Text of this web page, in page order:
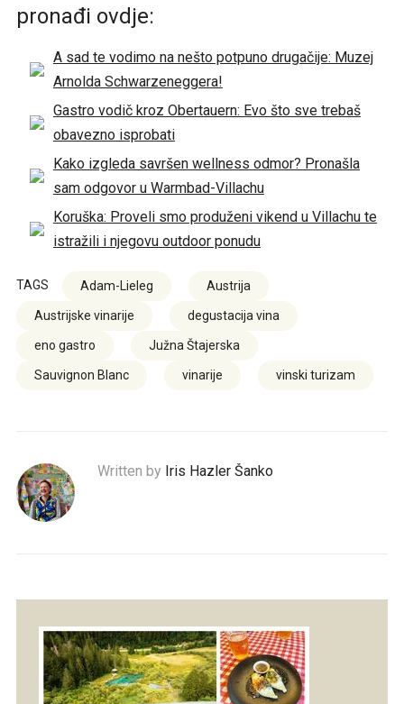
pronađi ovdje:
A sad te vodimo na nešto potpuno drugačije: Muzej
Arnolda Schwarzeneggera!
Gastro vodič kroz Obertauern: Evo što sve trebaš
obavezno isprobati
Kako izgleda savršen wellness odmor? Pronašla
sam odgovor u Warmbad-Villachu
Koruška: Proveli smo produženi vikend u Villachu te
istražili i njegovu outdoor ponudu
TAGS Adam-Lieleg Austrija
Austrijske vinarije degustacija vina
eno gastro Južna Štajerska
Sauvignon Blanc vinarije vinski turizam
Written by Iris Hazler Šanko